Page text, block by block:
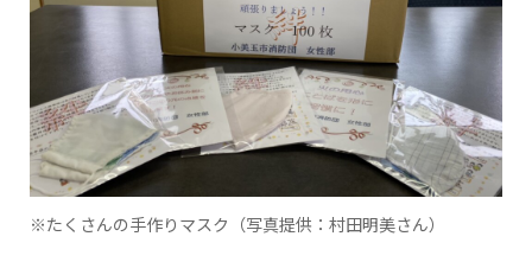
※たくさんの手作りマスク（写真提供：村田明美さん）